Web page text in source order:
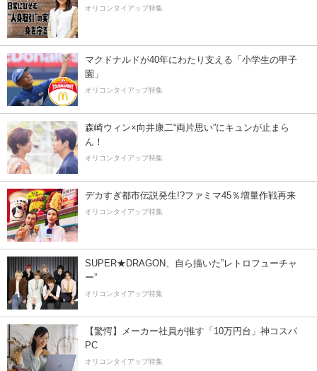
オリコンタイアップ特集
マクドナルドが40年にわたり支える「小学生の甲子
園」
オリコンタイアップ特集
森崎ウィン×向井康二“両片思い”にキュンが止まら
ん！
オリコンタイアップ特集
デカすぎ都市伝説発生!?ファミマ45％増量作戦再来
オリコンタイアップ特集
SUPER★DRAGON、自ら描いた”レトロフューチャ
ー”
オリコンタイアップ特集
【驚愕】メーカー社員が推す「10万円台」神コスパ
PC
オリコンタイアップ特集